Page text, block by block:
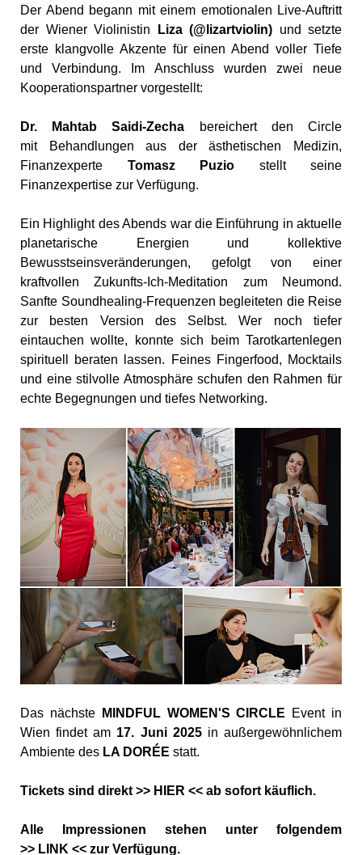
Der Abend begann mit einem emotionalen Live-Auftritt
der Wiener Violinistin
Liza (@lizartviolin) und setzte
erste klangvolle Akzente für einen Abend voller Tiefe
und Verbindung. Im Anschluss wurden zwei neue
Kooperationspartner vorgestellt:
Dr. Mahtab Saidi-Zecha bereichert den Circle
mit Behandlungen aus der ästhetischen Medizin,
Finanzexperte Tomasz Puzio stellt seine
Finanzexpertise zur Verfügung.
Ein Highlight des Abends war die Einführung in aktuelle
planetarische Energien und kollektive
Bewusstseinsveränderungen, gefolgt von einer
kraftvollen Zukunfts-Ich-Meditation zum Neumond.
Sanfte Soundhealing-Frequenzen begleiteten die Reise
zur besten Version des Selbst. Wer noch tiefer
eintauchen wollte, konnte sich beim Tarotkartenlegen
spirituell beraten lassen. Feines Fingerfood, Mocktails
und eine stilvolle Atmosphäre schufen den Rahmen für
echte Begegnungen und tiefes Networking.
Das nächste MINDFUL WOMEN'S CIRCLE Event in
Wien findet am 17. Juni 2025in außergewöhnlichem
Ambiente des LA DORÉE statt.
Tickets sind direkt >> HIER << ab sofort käuflich.
Alle Impressionen stehen unter folgendem
>> LINK << zur Verfügung.